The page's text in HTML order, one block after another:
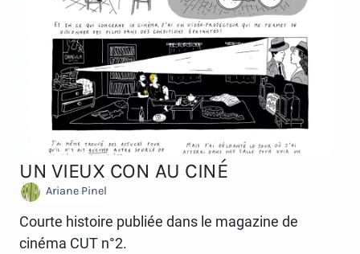
UN VIEUX CON AU CINÉ
Ariane Pinel
Courte histoire publiée dans le magazine de
cinéma CUT n°2.